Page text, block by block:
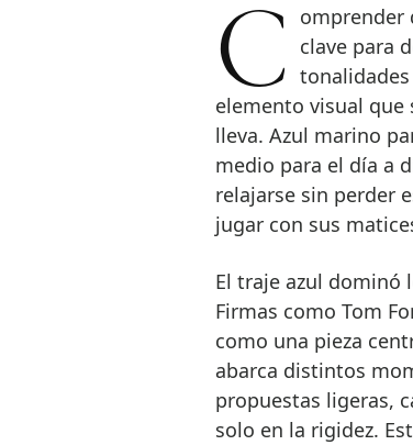
Comprender que un look monocromático puede ser un aliado es la
clave para
elemento visual que
lleva. Azul marino
medio para el día a
relajarse sin perder
jugar con sus
El traje azul dominó
Firmas como Tom
como una pieza
abarca distintos
propuestas ligeras,
solo en la rigidez.